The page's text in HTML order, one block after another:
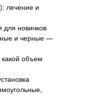
лечение и
для новичков
и черные —
объем